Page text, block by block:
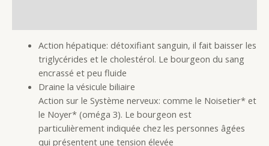
Action hépatique: détoxifiant sanguin, il fait baisser les
triglycérides et le cholestérol. Le bourgeon du sang
encrassé et peu fluide
Draine la vésicule biliaire
Action sur le Système nerveux: comme le Noisetier* et
le Noyer* (oméga 3). Le bourgeon est
particulièrement indiquée chez les personnes âgées
qui présentent une tension élevée